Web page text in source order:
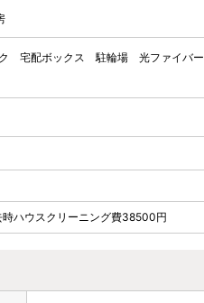
宅配ボックス 駐輪場 光ファイバー
ハウスクリーニング費38500円